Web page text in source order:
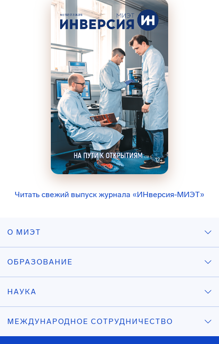
Читать свежий выпуск журнала «ИНверсия-МИЭТ»
О МИЭТ
ОБРАЗОВАНИЕ
НАУКА
МЕЖДУНАРОДНОЕ СОТРУДНИЧЕСТВО